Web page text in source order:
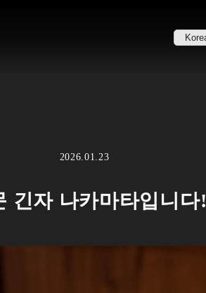
2026.01.23
긴자 나카마타입니다!